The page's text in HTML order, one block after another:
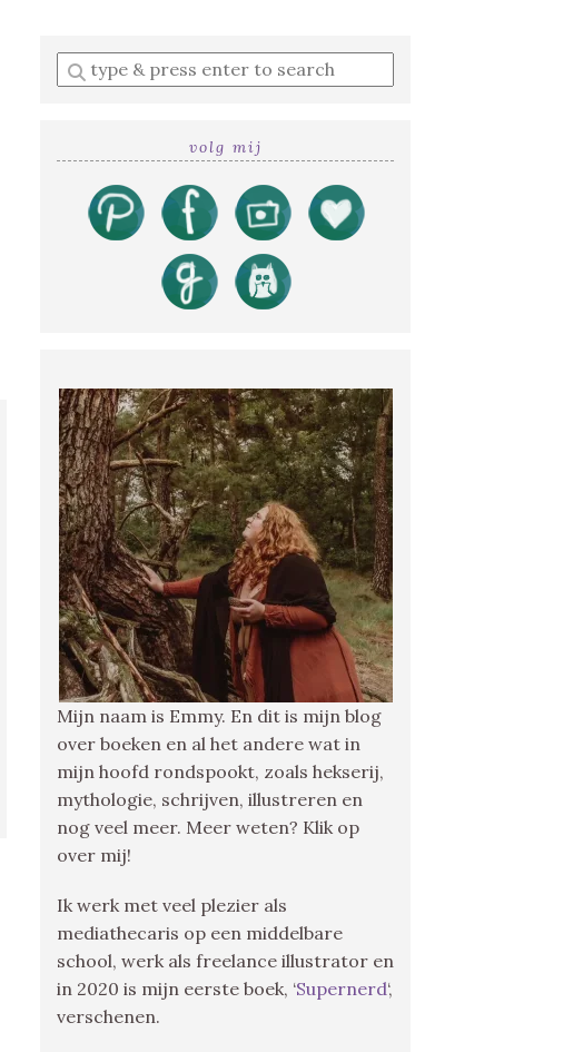
Enter
a
volg mij
Mijn naam is Emmy. En dit is mijn blog
over boeken en al het andere wat in
mijn hoofd rondspookt, zoals hekserij,
mythologie, schrijven, illustreren en
nog veel meer. Meer weten? Klik op
over mij!
Ik werk met veel plezier als
mediathecaris op een middelbare
school, werk als freelance illustrator en
in 2020 is mijn eerste boek, ‘Supernerd‘,
verschenen.